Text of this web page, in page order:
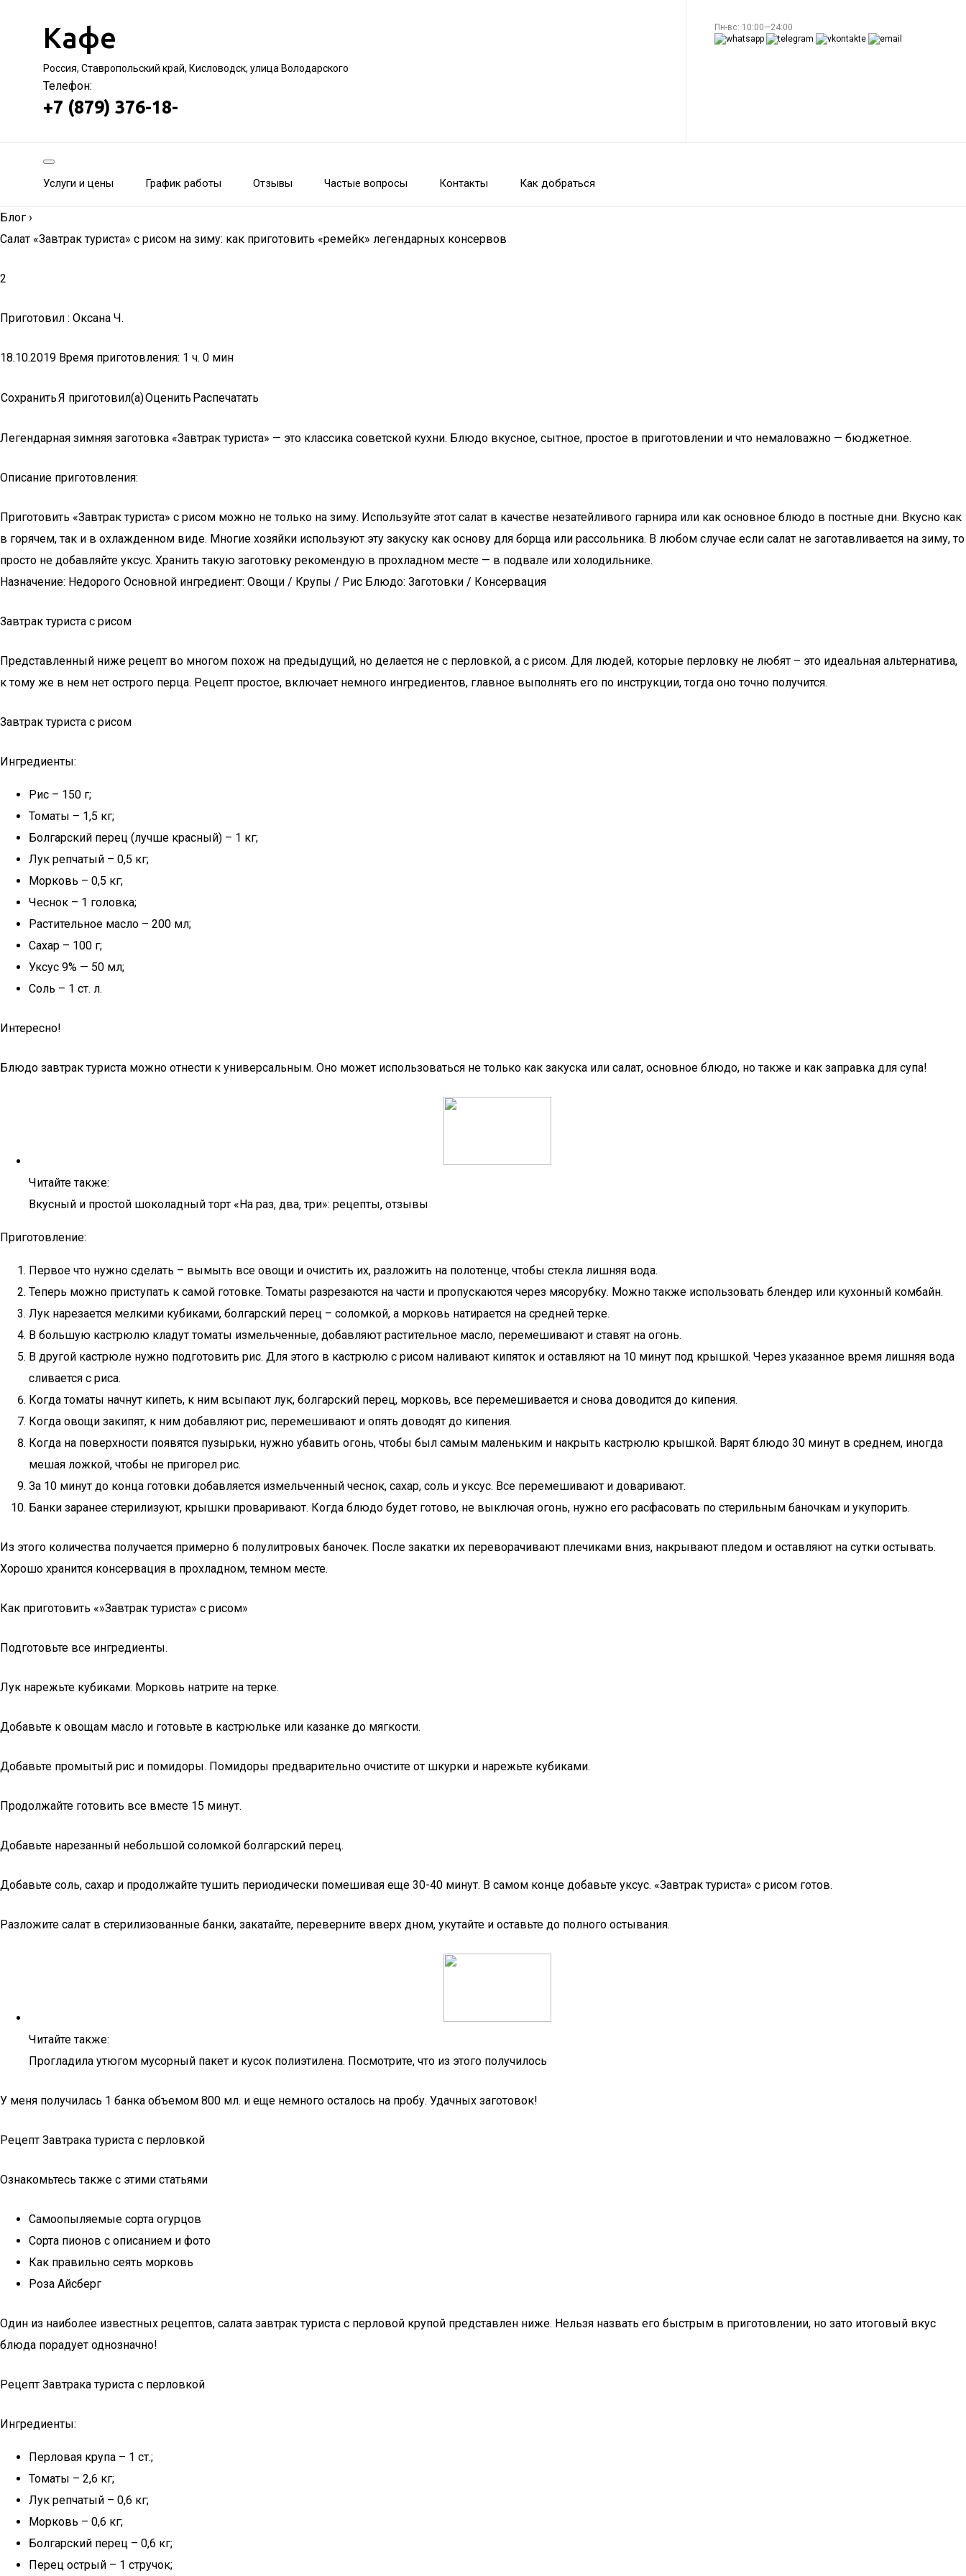
Кафе
Россия, Ставропольский край, Кисловодск, улица Володарского
Телефон:
+7 (879) 376-18-
Пн-вс: 10:00—24:00
Услуги и цены График работы Отзывы Частые вопросы Контакты Как добраться
Блог ›
Салат «Завтрак туриста» с рисом на зиму: как приготовить «ремейк» легендарных консервов
2
Приготовил : Оксана Ч.
18.10.2019 Время приготовления: 1 ч. 0 мин
СохранитьЯ приготовил(а)Оценить Распечатать
Легендарная зимняя заготовка «Завтрак туриста» — это классика советской кухни. Блюдо вкусное, сытное, простое в приготовлении и что немаловажно — бюджетное.
Описание приготовления:
Приготовить «Завтрак туриста» с рисом можно не только на зиму. Используйте этот салат в качестве незатейливого гарнира или как основное блюдо в постные дни. Вкусно как
в горячем, так и в охлажденном виде. Многие хозяйки используют эту закуску как основу для борща или рассольника. В любом случае если салат не заготавливается на зиму, то
просто не добавляйте уксус. Хранить такую заготовку рекомендую в прохладном месте — в подвале или холодильнике.
Назначение: Недорого Основной ингредиент: Овощи / Крупы / Рис Блюдо: Заготовки / Консервация
Завтрак туриста с рисом
Представленный ниже рецепт во многом похож на предыдущий, но делается не с перловкой, а с рисом. Для людей, которые перловку не любят – это идеальная альтернатива,
к тому же в нем нет острого перца. Рецепт простое, включает немного ингредиентов, главное выполнять его по инструкции, тогда оно точно получится.
Завтрак туриста с рисом
Ингредиенты:
Рис – 150 г;
Томаты – 1,5 кг;
Болгарский перец (лучше красный) – 1 кг;
Лук репчатый – 0,5 кг;
Морковь – 0,5 кг;
Чеснок – 1 головка;
Растительное масло – 200 мл;
Сахар – 100 г;
Уксус 9% — 50 мл;
Соль – 1 ст. л.
Интересно!
Блюдо завтрак туриста можно отнести к универсальным. Оно может использоваться не только как закуска или салат, основное блюдо, но также и как заправка для супа!
Читайте также:
Вкусный и простой шоколадный торт «На раз, два, три»: рецепты, отзывы
Приготовление:
Первое что нужно сделать – вымыть все овощи и очистить их, разложить на полотенце, чтобы стекла лишняя вода.
Теперь можно приступать к самой готовке. Томаты разрезаются на части и пропускаются через мясорубку. Можно также использовать блендер или кухонный комбайн.
Лук нарезается мелкими кубиками, болгарский перец – соломкой, а морковь натирается на средней терке.
В большую кастрюлю кладут томаты измельченные, добавляют растительное масло, перемешивают и ставят на огонь.
В другой кастрюле нужно подготовить рис. Для этого в кастрюлю с рисом наливают кипяток и оставляют на 10 минут под крышкой. Через указанное время лишняя вода
сливается с риса.
Когда томаты начнут кипеть, к ним всыпают лук, болгарский перец, морковь, все перемешивается и снова доводится до кипения.
Когда овощи закипят, к ним добавляют рис, перемешивают и опять доводят до кипения.
Когда на поверхности появятся пузырьки, нужно убавить огонь, чтобы был самым маленьким и накрыть кастрюлю крышкой. Варят блюдо 30 минут в среднем, иногда
мешая ложкой, чтобы не пригорел рис.
За 10 минут до конца готовки добавляется измельченный чеснок, сахар, соль и уксус. Все перемешивают и доваривают.
Банки заранее стерилизуют, крышки проваривают. Когда блюдо будет готово, не выключая огонь, нужно его расфасовать по стерильным баночкам и укупорить.
Из этого количества получается примерно 6 полулитровых баночек. После закатки их переворачивают плечиками вниз, накрывают пледом и оставляют на сутки остывать.
Хорошо хранится консервация в прохладном, темном месте.
Как приготовить «»Завтрак туриста» с рисом»
Подготовьте все ингредиенты.
Лук нарежьте кубиками. Морковь натрите на терке.
Добавьте к овощам масло и готовьте в кастрюльке или казанке до мягкости.
Добавьте промытый рис и помидоры. Помидоры предварительно очистите от шкурки и нарежьте кубиками.
Продолжайте готовить все вместе 15 минут.
Добавьте нарезанный небольшой соломкой болгарский перец.
Добавьте соль, сахар и продолжайте тушить периодически помешивая еще 30-40 минут. В самом конце добавьте уксус. «Завтрак туриста» с рисом готов.
Разложите салат в стерилизованные банки, закатайте, переверните вверх дном, укутайте и оставьте до полного остывания.
Читайте также:
Прогладила утюгом мусорный пакет и кусок полиэтилена. Посмотрите, что из этого получилось
У меня получилась 1 банка объемом 800 мл. и еще немного осталось на пробу. Удачных заготовок!
Рецепт Завтрака туриста с перловкой
Ознакомьтесь также с этими статьями
Самоопыляемые сорта огурцов
Сорта пионов с описанием и фото
Как правильно сеять морковь
Роза Айсберг
Один из наиболее известных рецептов, салата завтрак туриста с перловой крупой представлен ниже. Нельзя назвать его быстрым в приготовлении, но зато итоговый вкус
блюда порадует однозначно!
Рецепт Завтрака туриста с перловкой
Ингредиенты:
Перловая крупа – 1 ст.;
Томаты – 2,6 кг;
Лук репчатый – 0,6 кг;
Морковь – 0,6 кг;
Болгарский перец – 0,6 кг;
Перец острый – 1 стручок;